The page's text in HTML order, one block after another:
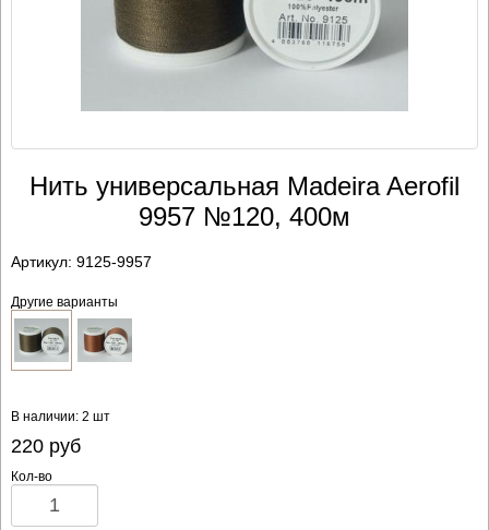
Нить универсальная Madeira Aerofil
9957 №120, 400м
Артикул: 9125-9957
Другие варианты
В наличии: 2 шт
220руб
Кол-во